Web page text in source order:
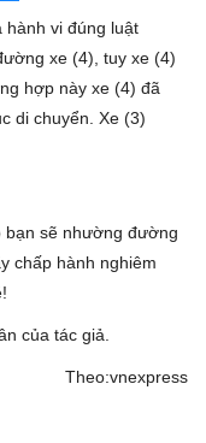
hành vi đúng luật
xe (4), tuy xe (4)
hợp này xe (4) đã
di chuyển. Xe (3)
bạn sẽ nhường đường
chấp hành nghiêm
của tác giả.
Theo:vnexpress